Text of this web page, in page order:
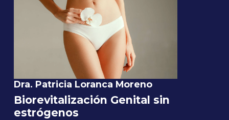
Dra. Patricia Loranca Moreno
Biorevitalización Genital sin
estrógenos